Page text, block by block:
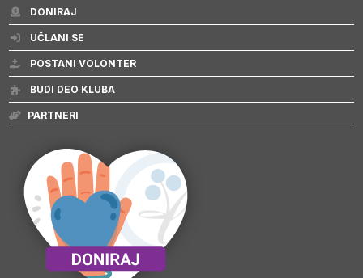
DONIRAJ
UČLANI SE
POSTANI VOLONTER
BUDI DEO KLUBA
PARTNERI